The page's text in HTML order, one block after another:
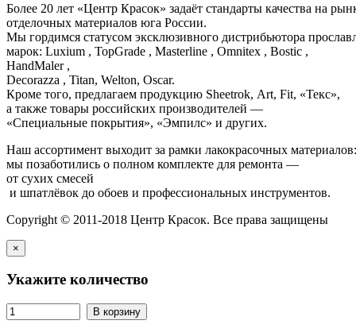
Более 20 лет «Центр Красок» задаёт стандарты качества на
отделочных материалов юга России.
Мы гордимся статусом эксклюзивного дистрибьютора
марок: Luxium , TopGrade , Masterline , Omnitex , Bostic ,
HandMaler ,
Decorazza , Titan, Welton, Oscar.
Кроме того, предлагаем продукцию Sheetrok, Art, Fit, «Текс»,
а также товары российских производителей —
«Специальные покрытия», «Эмпилс» и других.
Наш ассортимент выходит за рамки лакокрасочных
мы позаботились о полном комплекте для ремонта —
от сухих смесей
и шпатлёвок до обоев и профессиональных инструментов.
Copyright © 2011-2018 Центр Красок. Все права защищены
×
Укажите количество
В корзину